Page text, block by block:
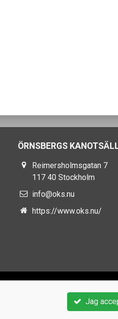
ÖRNSBERGS
Reimersholmsgatan 7
117 40 Stockholm
info@oks.nu
https://www.oks.nu/
Jag